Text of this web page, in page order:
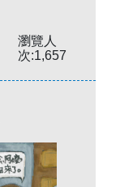
瀏覽人
次:1,657